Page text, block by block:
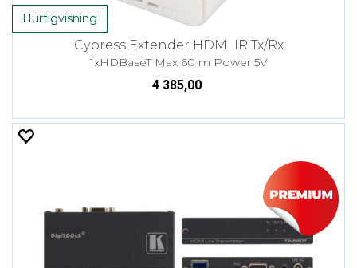
Hurtigvisning
Cypress Extender HDMI IR Tx/Rx
1xHDBaseT Max 60 m Power 5V
4 385,00